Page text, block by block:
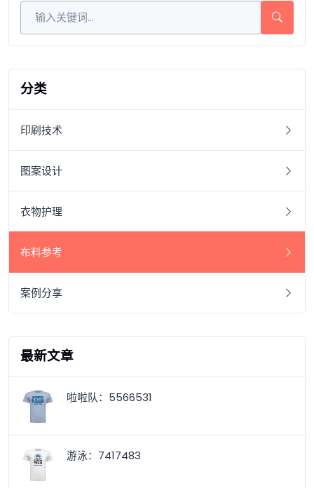
分类
印刷技术
图案设计
衣物护理
布料参考
案例分享
最新文章
啦啦队：5566531
游泳：7417483